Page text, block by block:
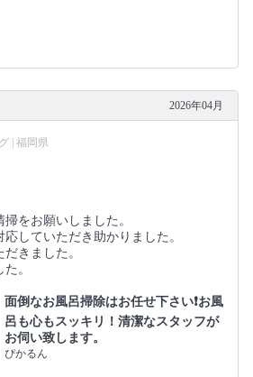
2026年04月
| 福岡県
をお願いしました。
していただき助かりました。
きました。
。
面倒なお風呂掃除はお任せ下さい❗️お風
呂も心もスッキリ！清潔なスタッフが
お伺い致します。
ぴかるん